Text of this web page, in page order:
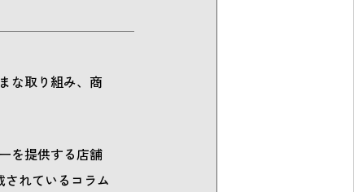
な取り組み、商
を提供する店舗
れているコラム